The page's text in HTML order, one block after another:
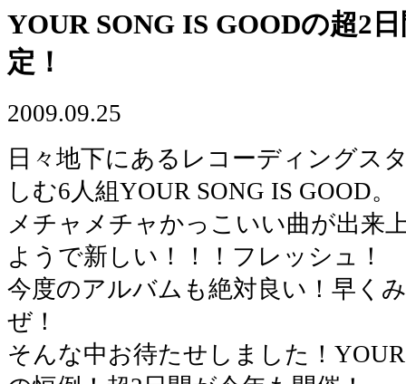
YOUR SONG IS GOODの超2
定！
2009.09.25
日々地下にあるレコーディングス
しむ6人組YOUR SONG IS GOOD。
メチャメチャかっこいい曲が出来
ようで新しい！！！フレッシュ！
今度のアルバムも絶対良い！早く
ぜ！
そんな中お待たせしました！